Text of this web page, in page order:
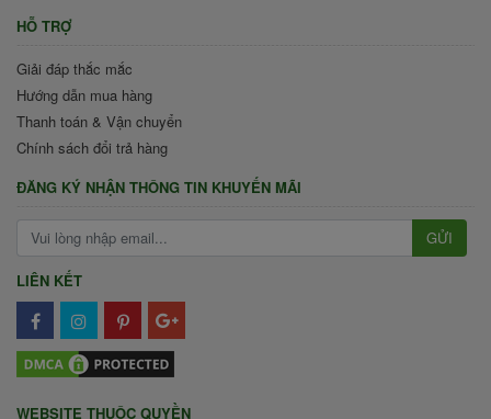
HỖ TRỢ
Giải đáp thắc mắc
Hướng dẫn mua hàng
Thanh toán & Vận chuyển
Chính sách đổi trả hàng
ĐĂNG KÝ NHẬN THÔNG TIN KHUYẾN MÃI
GỬI
LIÊN KẾT
WEBSITE THUỘC QUYỀN